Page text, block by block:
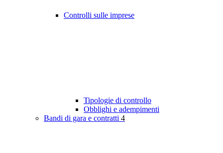
Controlli sulle imprese
Tipologie di controllo
Obblighi e adempimenti
Bandi di gara e contratti 4